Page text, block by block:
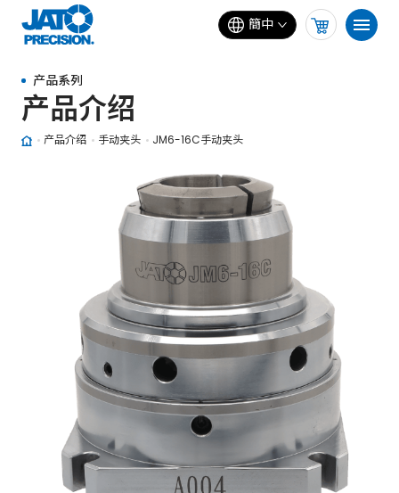
簡中
产品系列
产品介绍
产品介绍 手动夹头 JM6-16C手动夹头